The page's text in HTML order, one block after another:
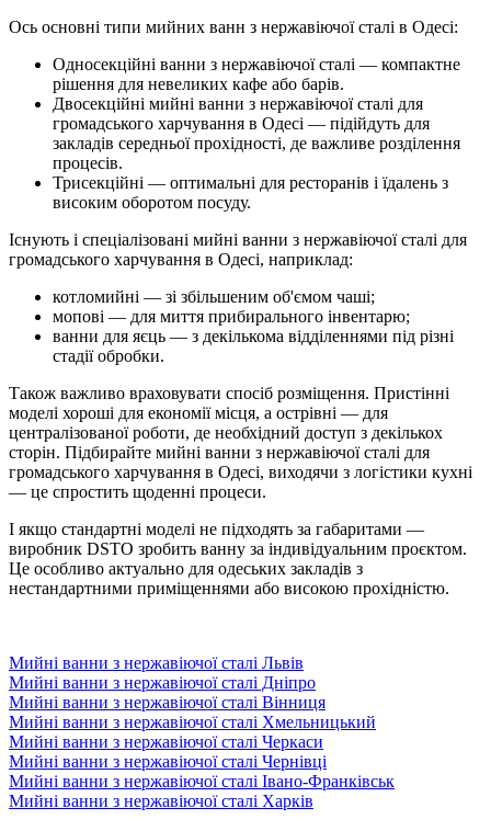
Ось основні типи мийних ванн з нержавіючої сталі в Одесі:
Односекційні ванни з нержавіючої сталі — компактне
рішення для невеликих кафе або барів.
Двосекційні мийні ванни з нержавіючої сталі для
громадського харчування в Одесі — підійдуть для
закладів середньої прохідності, де важливе розділення
процесів.
Трисекційні — оптимальні для ресторанів і їдалень з
високим оборотом посуду.
Існують і спеціалізовані мийні ванни з нержавіючої сталі для
громадського харчування в Одесі, наприклад:
котломийні — зі збільшеним об'ємом чаші;
мопові — для миття прибирального інвентарю;
ванни для яєць — з декількома відділеннями під різні
стадії обробки.
Також важливо враховувати спосіб розміщення. Пристінні
моделі хороші для економії місця, а острівні — для
централізованої роботи, де необхідний доступ з декількох
сторін. Підбирайте мийні ванни з нержавіючої сталі для
громадського харчування в Одесі, виходячи з логістики кухні
— це спростить щоденні процеси.
І якщо стандартні моделі не підходять за габаритами —
виробник DSTO зробить ванну за індивідуальним проєктом.
Це особливо актуально для одеських закладів з
нестандартними приміщеннями або високою прохідністю.
Мийні ванни з нержавіючої сталі Львів
Мийні ванни з нержавіючої сталі Дніпро
Мийні ванни з нержавіючої сталі Вінниця
Мийні ванни з нержавіючої сталі Хмельницький
Мийні ванни з нержавіючої сталі Черкаси
Мийні ванни з нержавіючої сталі Чернівці
Мийні ванни з нержавіючої сталі Івано-Франківськ
Мийні ванни з нержавіючої сталі Харків